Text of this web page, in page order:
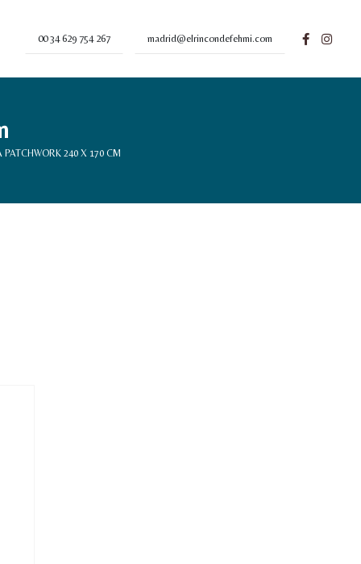
00 34 629 754 267 madrid@elrincondefehmi.com
PATCHWORK 240 X 170 CM